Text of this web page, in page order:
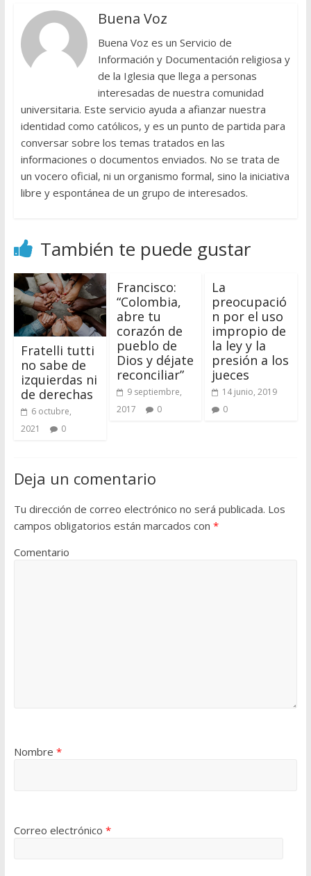
Buena Voz
Buena Voz es un Servicio de
Información y Documentación religiosa y
de la Iglesia que llega a personas
interesadas de nuestra comunidad
universitaria. Este servicio ayuda a afianzar nuestra
identidad como católicos, y es un punto de partida para
conversar sobre los temas tratados en las
informaciones o documentos enviados. No se trata de
un vocero oficial, ni un organismo formal, sino la iniciativa
libre y espontánea de un grupo de interesados.
También te puede gustar
Fratelli tutti
no sabe de
izquierdas ni
de derechas
6 octubre,
2021
0
Francisco:
“Colombia,
abre tu
corazón de
pueblo de
Dios y déjate
reconciliar”
9 septiembre,
2017
0
La
preocupació
n por el uso
impropio de
la ley y la
presión a los
jueces
14 junio, 2019
0
Deja un comentario
Tu dirección de correo electrónico no será publicada. Los
campos obligatorios están marcados con *
Comentario
Nombre *
Correo electrónico *